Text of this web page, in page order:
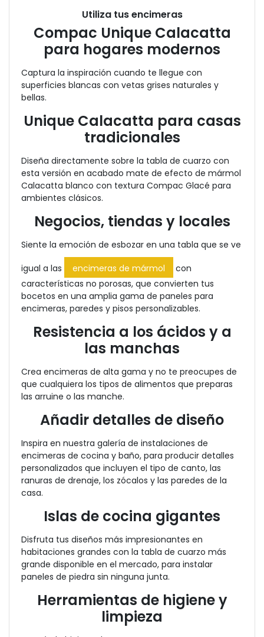
Utiliza tus encimeras
Compac Unique Calacatta
para hogares modernos
Captura la inspiración cuando te llegue con
superficies blancas con vetas grises naturales y
bellas.
Unique Calacatta para casas
tradicionales
Diseña directamente sobre la tabla de cuarzo con
esta versión en acabado mate de efecto de mármol
Calacatta blanco con textura Compac Glacé para
ambientes clásicos.
Negocios, tiendas y locales
Siente la emoción de esbozar en una tabla que se ve
igual a las
encimeras de mármol
con
características no porosas, que convierten tus
bocetos en una amplia gama de paneles para
encimeras, paredes y pisos personalizables.
Resistencia a los ácidos y a
las manchas
Crea encimeras de alta gama y no te preocupes de
que cualquiera los tipos de alimentos que preparas
las arruine o las manche.
Añadir detalles de diseño
Inspira en nuestra galería de instalaciones de
encimeras de cocina y baño, para producir detalles
personalizados que incluyen el tipo de canto, las
ranuras de drenaje, los zócalos y las paredes de la
casa.
Islas de cocina gigantes
Disfruta tus diseños más impresionantes en
habitaciones grandes con la tabla de cuarzo más
grande disponible en el mercado, para instalar
paneles de piedra sin ninguna junta.
Herramientas de higiene y
limpieza